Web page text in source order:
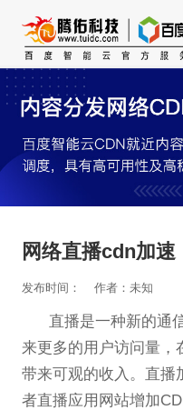
网络直播cdn加速
发布时间： 作者：未知
直播是一种新的通信
来更多的用户访问量，
带来可观的收入。直播
者直播应用网站增加